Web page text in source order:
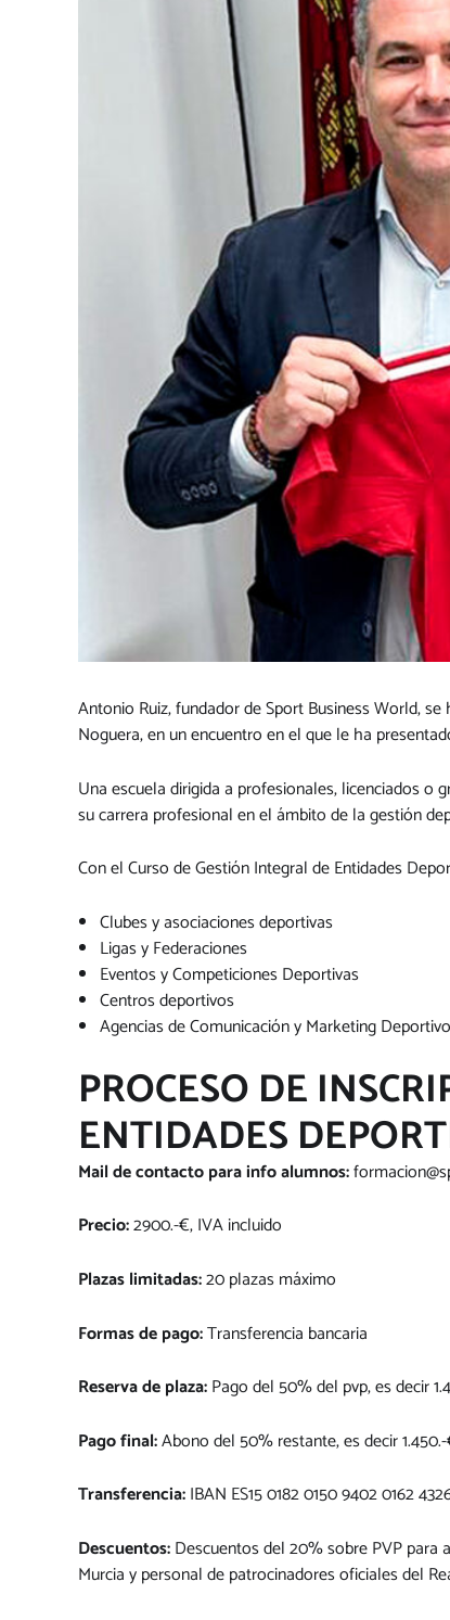
Antonio Ruiz, fundador de Sport Business World,
Noguera, en un encuentro en el que le ha
Una escuela dirigida a profesionales, licenciados o
su carrera profesional en el ámbito de la gestión
Con el Curso de Gestión Integral de Entidades
Clubes y asociaciones deportivas
Ligas y Federaciones
Eventos y Competiciones Deportivas
Centros deportivos
Agencias de Comunicación y Marketing Deportivo
PROCESO DE
ENTIDADES
Mail de contacto para info alumnos:
Precio:2900.-€, IVA incluido
Plazas limitadas:20 plazas máximo
Formas de pago:Transferencia bancaria
Reserva de plaza:Pago del 50% del pvp, es decir
Pago final:Abono del 50% restante, es decir
Transferencia:IBAN ES15 0182 0150 9402 0162
Descuentos:Descuentos del 20% sobre PVP para
Murcia y personal de patrocinadores oficiales del